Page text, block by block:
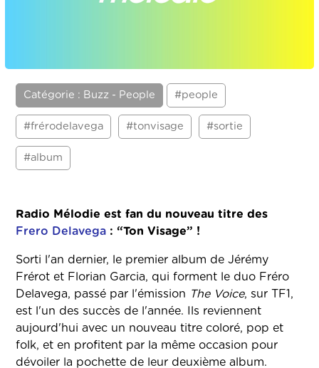
Catégorie : Buzz - People #people
#frérodelavega #tonvisage #sortie
#album
Radio Mélodie est fan du nouveau titre des
Frero Delavega : “Ton Visage” !
Sorti l'an dernier, le premier album de Jérémy
Frérot et Florian Garcia, qui forment le duo Fréro
Delavega, passé par l'émission The Voice, sur TF1,
est l'un des succès de l'année. Ils reviennent
aujourd'hui avec un nouveau titre coloré, pop et
folk, et en profitent par la même occasion pour
dévoiler la pochette de leur deuxième album.